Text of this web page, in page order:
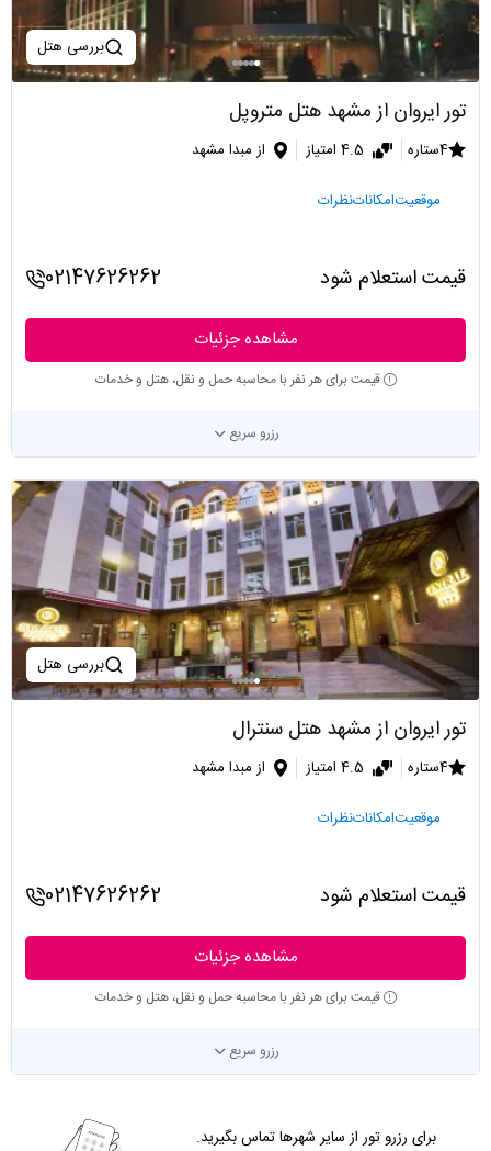
بررسی هتل
تور ایروان از مشهد هتل متروپل
4ستاره 4.5 امتیاز از مبدا مشهد
موقعیتامکاناتنظرات
قیمت استعلام شود 02147626262
مشاهده جزئیات
قیمت برای هر نفر با محاسبه حمل و نقل، هتل و خدمات
رزرو سریع
بررسی هتل
تور ایروان از مشهد هتل سنترال
4ستاره 4.5 امتیاز از مبدا مشهد
موقعیتامکاناتنظرات
قیمت استعلام شود 02147626262
مشاهده جزئیات
قیمت برای هر نفر با محاسبه حمل و نقل، هتل و خدمات
رزرو سریع
برای رزرو تور از سایر شهرها تماس بگیرید.